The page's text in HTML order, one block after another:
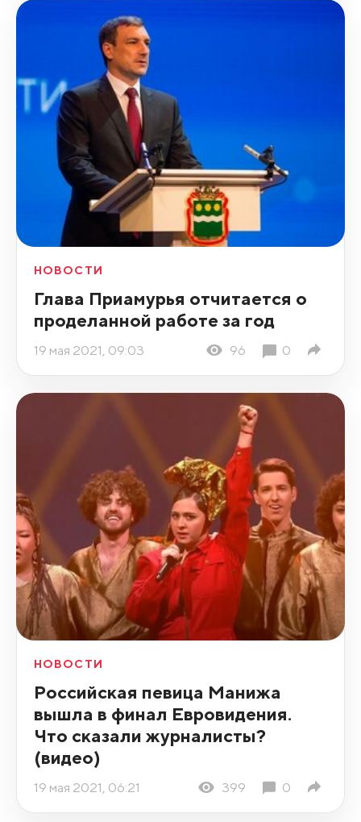
НОВОСТИ
Глава Приамурья отчитается о
проделанной работе за год
19 мая 2021, 09:03 96 0
НОВОСТИ
Российская певица Манижа
вышла в финал Евровидения.
Что сказали журналисты?
(видео)
19 мая 2021, 06:21 399 0